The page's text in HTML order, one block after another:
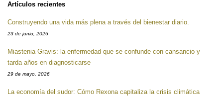
Artículos recientes
Construyendo una vida más plena a través del bienestar diario.
23 de junio, 2026
Miastenia Gravis: la enfermedad que se confunde con cansancio y
tarda años en diagnosticarse
29 de mayo, 2026
La economía del sudor: Cómo Rexona capitaliza la crisis climática